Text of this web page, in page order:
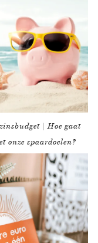
| Hoe gaat
onze spaardoelen?